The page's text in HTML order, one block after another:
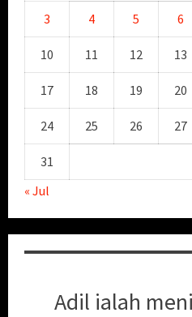
3 4 5 6
10 11 12 13
17 18 19 20
24 25 26 27
31
« Jul
Adil ialah